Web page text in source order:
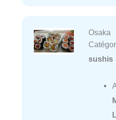
Osaka
sushis